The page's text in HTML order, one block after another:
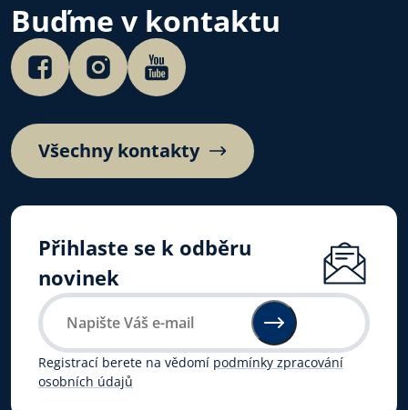
Buďme v kontaktu
Všechny kontakty
Přihlaste se k odběru
novinek
Registrací berete na vědomí podmínky zpracování
osobních údajů